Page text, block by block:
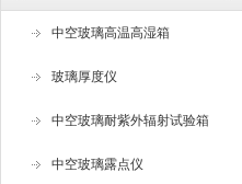
中空玻璃高温高湿箱
玻璃厚度仪
中空玻璃耐紫外辐射试验箱
中空玻璃露点仪